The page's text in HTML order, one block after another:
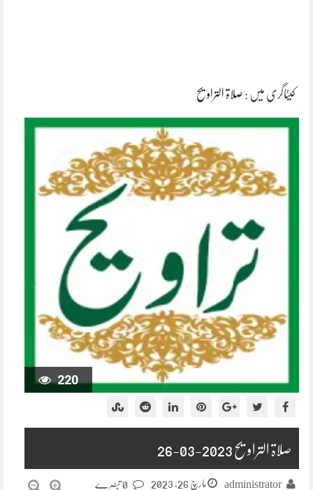
کیٹاگری میں : صلاۃ التراویح
220
صلاۃ التراویح 2023-03-26
administrator مارچ 26, 2023